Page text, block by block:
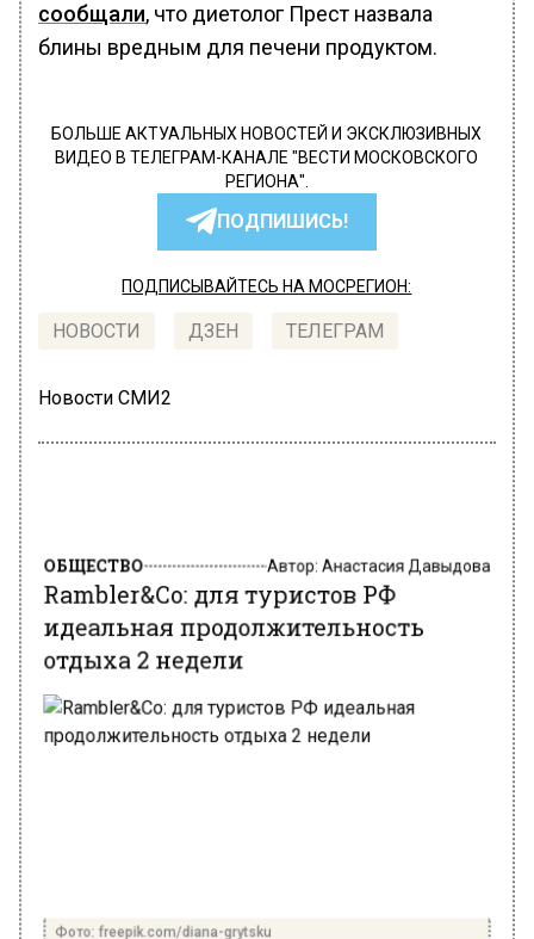
сообщали, что диетолог Прест назвала
блины вредным для печени продуктом.
БОЛЬШЕ АКТУАЛЬНЫХ НОВОСТЕЙ И ЭКСКЛЮЗИВНЫХ
ВИДЕО В ТЕЛЕГРАМ-КАНАЛЕ "ВЕСТИ МОСКОВСКОГО
РЕГИОНА".
ПОДПИШИСЬ!
ПОДПИСЫВАЙТЕСЬ НА МОСРЕГИОН:
НОВОСТИ ДЗЕН ТЕЛЕГРАМ
Новости СМИ2
Rambler&Co: для туристов РФ
идеальная продолжительность
отдыха 2 недели